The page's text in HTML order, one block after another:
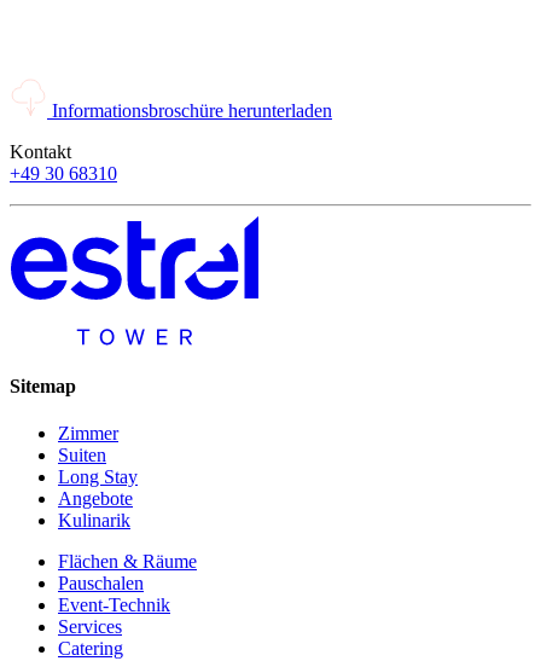
Informationsbroschüre herunterladen
Kontakt
+49 30 68310
Sitemap
Zimmer
Suiten
Long Stay
Angebote
Kulinarik
Flächen & Räume
Pauschalen
Event-Technik
Services
Catering